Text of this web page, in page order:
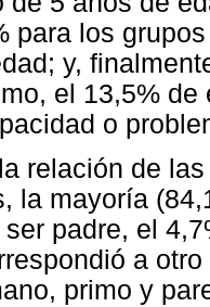
para los
y,
el 13,5%
o
relación de
la mayoría
ser padre, el
a
primo y